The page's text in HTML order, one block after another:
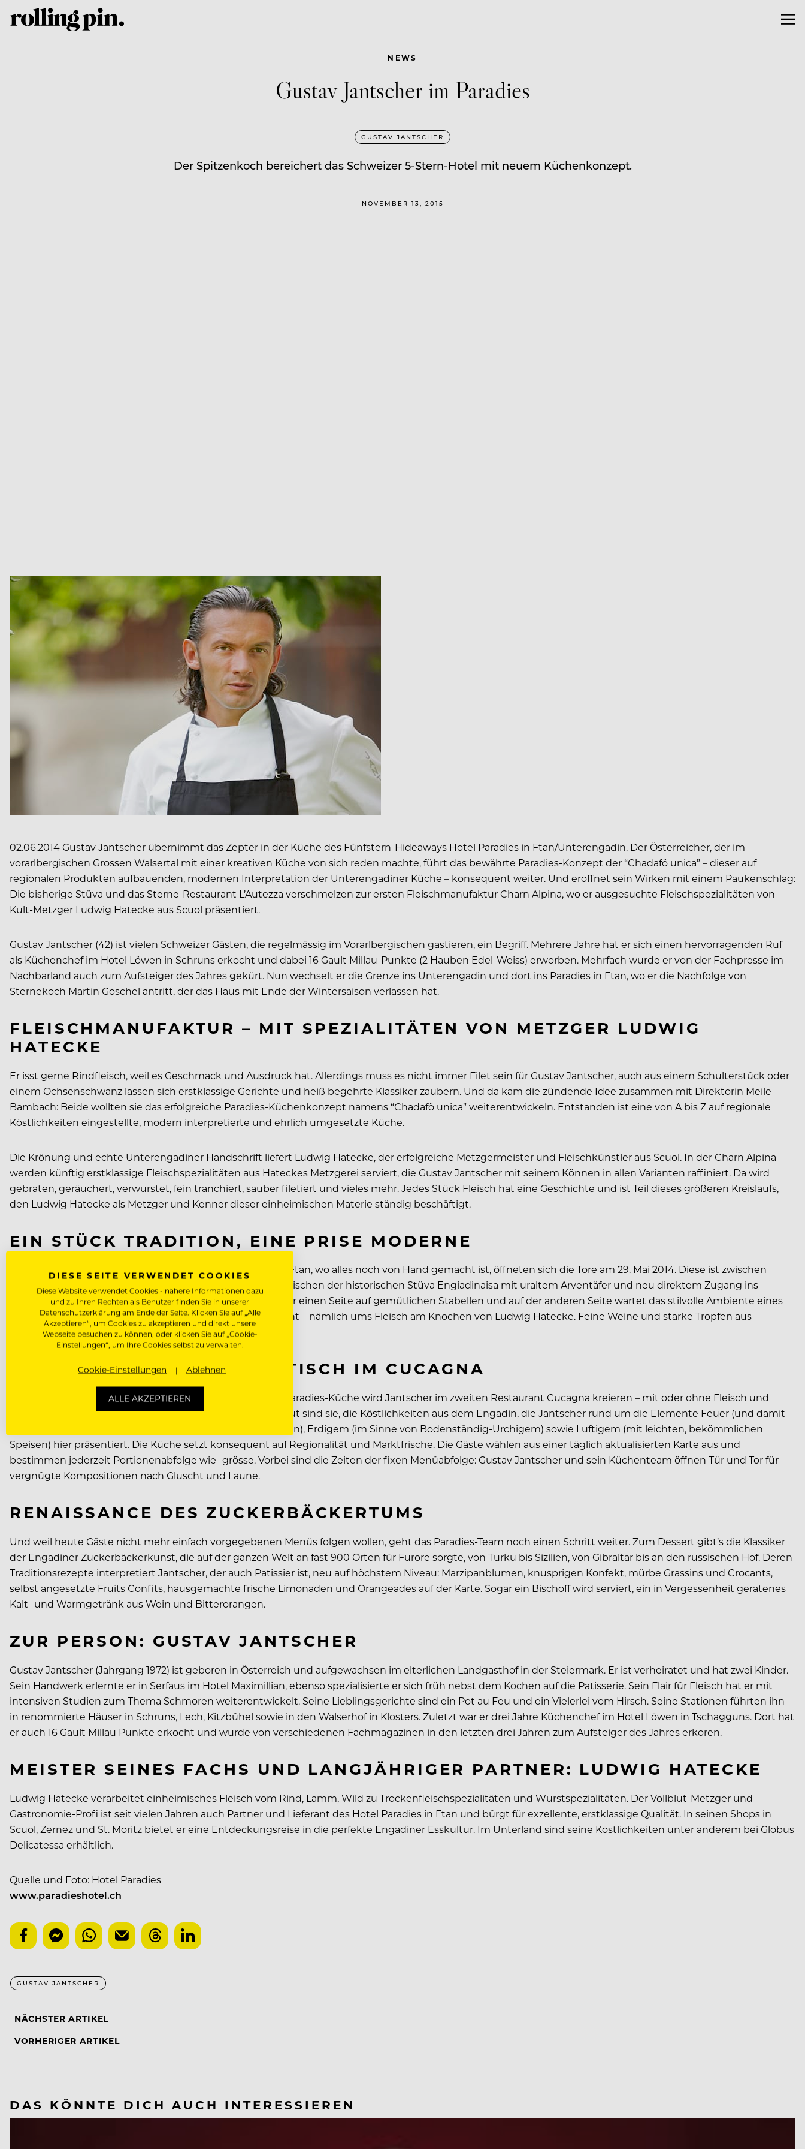
NEWS
Gustav Jantscher im Paradies
GUSTAV JANTSCHER
Der Spitzenkoch bereichert das Schweizer 5-Stern-Hotel mit neuem Küchenkonzept.
NOVEMBER 13, 2015
02.06.2014 Gustav Jantscher übernimmt das Zepter in der Küche des Fünfstern-Hideaways Hotel Paradies in Ftan/Unterengadin. Der Österreicher, der im
vorarlbergischen Grossen Walsertal mit einer kreativen Küche von sich reden machte, führt das bewährte Paradies-Konzept der “Chadafö unica” – dieser auf
regionalen Produkten aufbauenden, modernen Interpretation der Unterengadiner Küche – konsequent weiter. Und eröffnet sein Wirken mit einem Paukenschlag:
Die bisherige Stüva und das Sterne-Restaurant L’Autezza verschmelzen zur ersten Fleischmanufaktur Charn Alpina, wo er ausgesuchte Fleischspezialitäten von
Kult-Metzger Ludwig Hatecke aus Scuol präsentiert.
Gustav Jantscher (42) ist vielen Schweizer Gästen, die regelmässig im Vorarlbergischen gastieren, ein Begriff. Mehrere Jahre hat er sich einen hervorragenden Ruf
als Küchenchef im Hotel Löwen in Schruns erkocht und dabei 16 Gault Millau-Punkte (2 Hauben Edel-Weiss) erworben. Mehrfach wurde er von der Fachpresse im
Nachbarland auch zum Aufsteiger des Jahres gekürt. Nun wechselt er die Grenze ins Unterengadin und dort ins Paradies in Ftan, wo er die Nachfolge von
Sternekoch Martin Göschel antritt, der das Haus mit Ende der Wintersaison verlassen hat.
FLEISCHMANUFAKTUR – MIT SPEZIALITÄTEN VON METZGER LUDWIG
HATECKE
Er isst gerne Rindfleisch, weil es Geschmack und Ausdruck hat. Allerdings muss es nicht immer Filet sein für Gustav Jantscher, auch aus einem Schulterstück oder
einem Ochsenschwanz lassen sich erstklassige Gerichte und heiß begehrte Klassiker zaubern. Und da kam die zündende Idee zusammen mit Direktorin Meile
Bambach: Beide wollten sie das erfolgreiche Paradies-Küchenkonzept namens “Chadafö unica” weiterentwickeln. Entstanden ist eine von A bis Z auf regionale
Köstlichkeiten eingestellte, modern interpretierte und ehrlich umgesetzte Küche.
Die Krönung und echte Unterengadiner Handschrift liefert Ludwig Hatecke, der erfolgreiche Metzgermeister und Fleischkünstler aus Scuol. In der Charn Alpina
werden künftig erstklassige Fleischspezialitäten aus Hateckes Metzgerei serviert, die Gustav Jantscher mit seinem Können in allen Varianten raffiniert. Da wird
gebraten, geräuchert, verwurstet, fein tranchiert, sauber filetiert und vieles mehr. Jedes Stück Fleisch hat eine Geschichte und ist Teil dieses größeren Kreislaufs,
den Ludwig Hatecke als Metzger und Kenner dieser einheimischen Materie ständig beschäftigt.
EIN STÜCK TRADITION, EINE PRISE MODERNE
Für die neue Fleischmanufaktur Charn Alpina im Paradies Ftan, wo alles noch von Hand gemacht ist, öffneten sich die Tore am 29. Mai 2014. Diese ist zwischen
Tradition und Moderne untergebracht, auf der Schwelle zwischen der historischen Stüva Engiadinaisa mit uraltem Arventäfer und neu direktem Zugang ins
frühere Gourmet-Restaurant L’Autezza. Da sitzt man auf der einen Seite auf gemütlichen Stabellen und auf der anderen Seite wartet das stilvolle Ambiente eines
zeitgenössischen Restaurants, wo es ans Eingemachte geht – nämlich ums Fleisch am Knochen von Ludwig Hatecke. Feine Weine und starke Tropfen aus
Graubünden runden den Gaumentanz ab.
FRISCH UND FRÖHLICH ZU TISCH IM CUCAGNA
Noch mehr Varianten und Genusswelten aus der lokalen Paradies-Küche wird Jantscher im zweiten Restaurant Cucagna kreieren – mit oder ohne Fleisch und
explizit auch mit vegetarischen Spezialitäten. Elementar gut sind sie, die Köstlichkeiten aus dem Engadin, die Jantscher rund um die Elemente Feuer (und damit
feine Würze), Wasser (zum Beispiel mit Forellen aus dem Inn), Erdigem (im Sinne von Bodenständig-Urchigem) sowie Luftigem (mit leichten, bekömmlichen
Speisen) hier präsentiert. Die Küche setzt konsequent auf Regionalität und Marktfrische. Die Gäste wählen aus einer täglich aktualisierten Karte aus und
bestimmen jederzeit Portionenabfolge wie -grösse. Vorbei sind die Zeiten der fixen Menüabfolge: Gustav Jantscher und sein Küchenteam öffnen Tür und Tor für
vergnügte Kompositionen nach Gluscht und Laune.
RENAISSANCE DES ZUCKERBÄCKERTUMS
Und weil heute Gäste nicht mehr einfach vorgegebenen Menüs folgen wollen, geht das Paradies-Team noch einen Schritt weiter. Zum Dessert gibt’s die Klassiker
der Engadiner Zuckerbäckerkunst, die auf der ganzen Welt an fast 900 Orten für Furore sorgte, von Turku bis Sizilien, von Gibraltar bis an den russischen Hof. Deren
Traditionsrezepte interpretiert Jantscher, der auch Patissier ist, neu auf höchstem Niveau: Marzipanblumen, knusprigen Konfekt, mürbe Grassins und Crocants,
selbst angesetzte Fruits Confits, hausgemachte frische Limonaden und Orangeades auf der Karte. Sogar ein Bischoff wird serviert, ein in Vergessenheit geratenes
Kalt- und Warmgetränk aus Wein und Bitterorangen.
ZUR PERSON: GUSTAV JANTSCHER
Gustav Jantscher (Jahrgang 1972) ist geboren in Österreich und aufgewachsen im elterlichen Landgasthof in der Steiermark. Er ist verheiratet und hat zwei Kinder.
Sein Handwerk erlernte er in Serfaus im Hotel Maximillian, ebenso spezialisierte er sich früh nebst dem Kochen auf die Patisserie. Sein Flair für Fleisch hat er mit
intensiven Studien zum Thema Schmoren weiterentwickelt. Seine Lieblingsgerichte sind ein Pot au Feu und ein Vielerlei vom Hirsch. Seine Stationen führten ihn
in renommierte Häuser in Schruns, Lech, Kitzbühel sowie in den Walserhof in Klosters. Zuletzt war er drei Jahre Küchenchef im Hotel Löwen in Tschagguns. Dort hat
er auch 16 Gault Millau Punkte erkocht und wurde von verschiedenen Fachmagazinen in den letzten drei Jahren zum Aufsteiger des Jahres erkoren.
MEISTER SEINES FACHS UND LANGJÄHRIGER PARTNER: LUDWIG HATECKE
Ludwig Hatecke verarbeitet einheimisches Fleisch vom Rind, Lamm, Wild zu Trockenfleischspezialitäten und Wurstspezialitäten. Der Vollblut-Metzger und
Gastronomie-Profi ist seit vielen Jahren auch Partner und Lieferant des Hotel Paradies in Ftan und bürgt für exzellente, erstklassige Qualität. In seinen Shops in
Scuol, Zernez und St. Moritz bietet er eine Entdeckungsreise in die perfekte Engadiner Esskultur. Im Unterland sind seine Köstlichkeiten unter anderem bei Globus
Delicatessa erhältlich.
Quelle und Foto: Hotel Paradies
www.paradieshotel.ch
GUSTAV JANTSCHER
NÄCHSTER ARTIKEL
VORHERIGER ARTIKEL
DAS KÖNNTE DICH AUCH INTERESSIEREN
DIESE SEITE VERWENDET COOKIES
Diese Website verwendet Cookies - nähere Informationen dazu
und zu Ihren Rechten als Benutzer finden Sie in unserer
Datenschutzerklärung am Ende der Seite. Klicken Sie auf „Alle
Akzeptieren“, um Cookies zu akzeptieren und direkt unsere
Webseite besuchen zu können, oder klicken Sie auf „Cookie-
Einstellungen“, um Ihre Cookies selbst zu verwalten.
Cookie-Einstellungen Ablehnen
ALLE AKZEPTIEREN